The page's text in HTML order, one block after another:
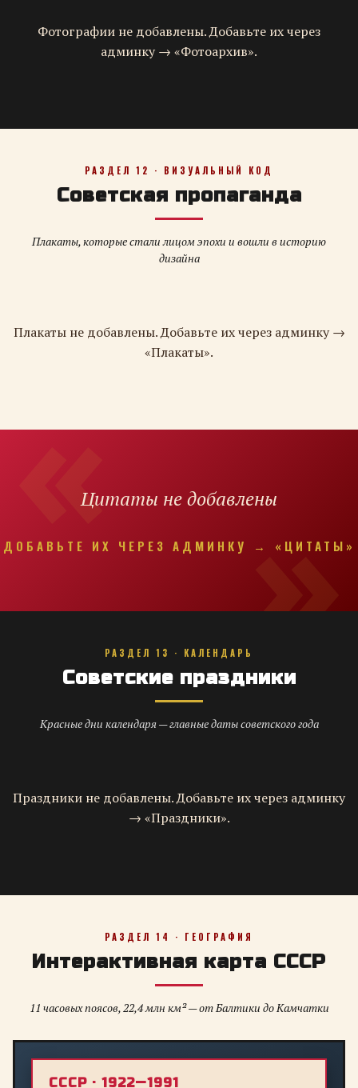
Фотографии не добавлены. Добавьте их через
админку → «Фотоархив».
РАЗДЕЛ 12 · ВИЗУАЛЬНЫЙ КОД
Советская пропаганда
Плакаты, которые стали лицом эпохи и вошли в историю
дизайна
Плакаты не добавлены. Добавьте их через админку →
«Плакаты».
Цитаты не добавлены
ДОБАВЬТЕ ИХ ЧЕРЕЗ АДМИНКУ → «ЦИТАТЫ»
РАЗДЕЛ 13 · КАЛЕНДАРЬ
Советские праздники
Красные дни календаря — главные даты советского года
Праздники не добавлены. Добавьте их через админку
→ «Праздники».
РАЗДЕЛ 14 · ГЕОГРАФИЯ
Интерактивная карта СССР
11 часовых поясов, 22,4 млн км² — от Балтики до Камчатки
СССР · 1922—1991